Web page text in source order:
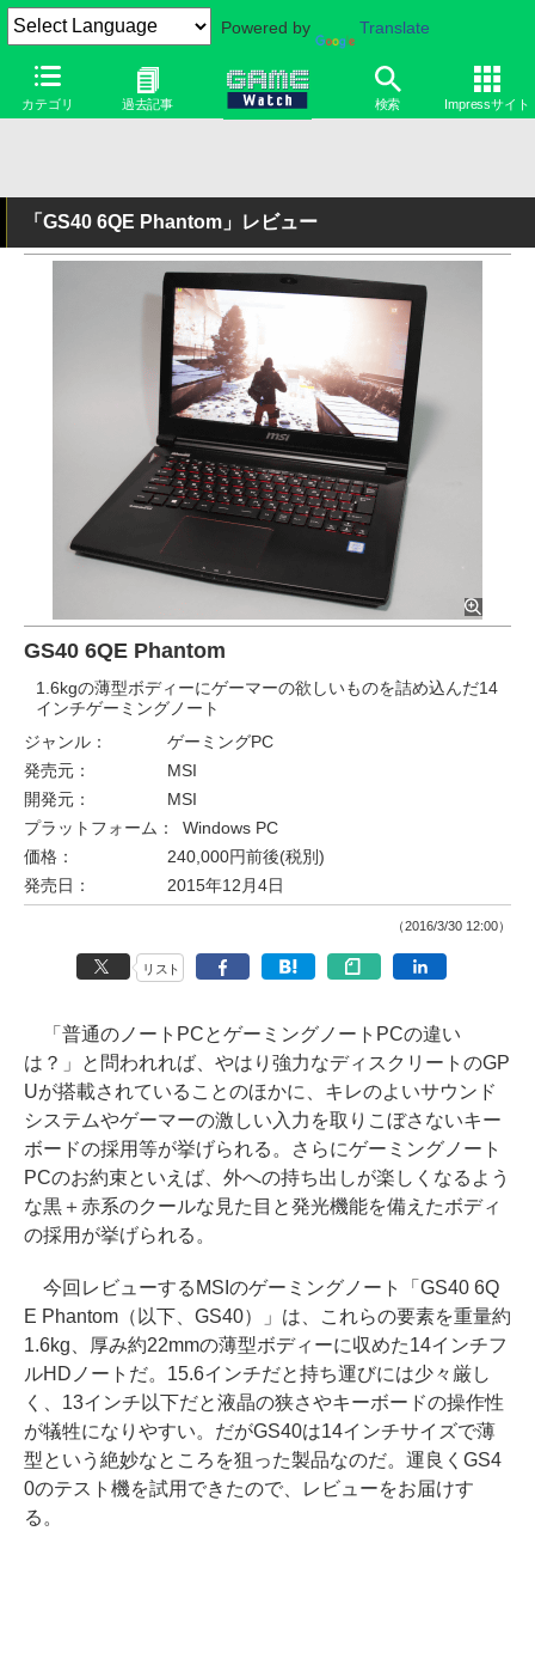
Powered by Translate
カテゴリ 過去記事 検索 Impressサイト
「GS40 6QE Phantom」レビュー
GS40 6QE Phantom
1.6kgの薄型ボディーにゲーマーの欲しいものを詰め込んだ14
インチゲーミングノート
ジャンル：
ゲーミングPC
発売元：
MSI
開発元：
MSI
プラットフォーム：
Windows PC
価格：
240,000円前後(税別)
発売日：
2015年12月4日
（2016/3/30 12:00）
リスト
「普通のノートPCとゲーミングノートPCの違い
は？」と問われれば、やはり強力なディスクリートのGP
Uが搭載されていることのほかに、キレのよいサウンド
システムやゲーマーの激しい入力を取りこぼさないキー
ボードの採用等が挙げられる。さらにゲーミングノート
PCのお約束といえば、外への持ち出しが楽しくなるよう
な黒＋赤系のクールな見た目と発光機能を備えたボディ
の採用が挙げられる。
今回レビューするMSIのゲーミングノート「GS40 6Q
E Phantom（以下、GS40）」は、これらの要素を重量約
1.6kg、厚み約22mmの薄型ボディーに収めた14インチフ
ルHDノートだ。15.6インチだと持ち運びには少々厳し
く、13インチ以下だと液晶の狭さやキーボードの操作性
が犠牲になりやすい。だがGS40は14インチサイズで薄
型という絶妙なところを狙った製品なのだ。運良くGS4
0のテスト機を試用できたので、レビューをお届けす
る。